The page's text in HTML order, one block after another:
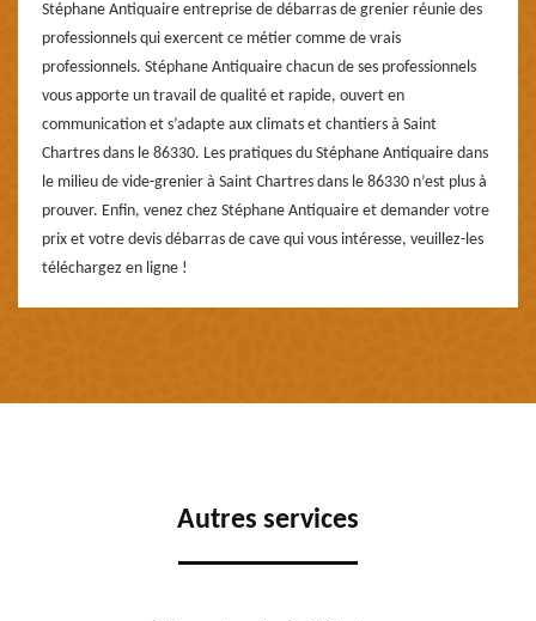
Stéphane Antiquaire entreprise de débarras de grenier réunie des
professionnels qui exercent ce métier comme de vrais
professionnels. Stéphane Antiquaire chacun de ses professionnels
vous apporte un travail de qualité et rapide, ouvert en
communication et s’adapte aux climats et chantiers à Saint
Chartres dans le 86330. Les pratiques du Stéphane Antiquaire dans
le milieu de vide-grenier à Saint Chartres dans le 86330 n’est plus à
prouver. Enfin, venez chez Stéphane Antiquaire et demander votre
prix et votre devis débarras de cave qui vous intéresse, veuillez-les
téléchargez en ligne !
Autres services